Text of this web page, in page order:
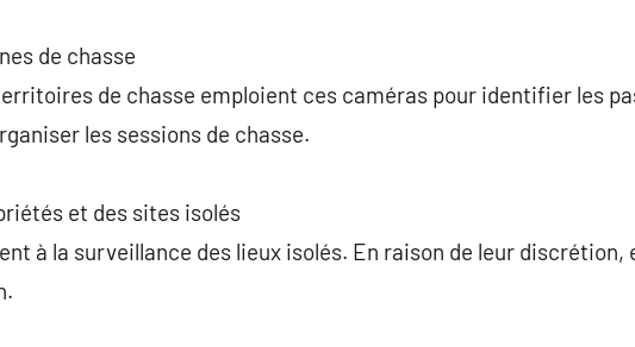
de chasse
de chasse emploient ces caméras pour identifier les
les sessions de chasse.
et des sites isolés
à la surveillance des lieux isolés. En raison de leur